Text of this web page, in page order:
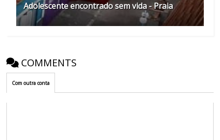
Adolescente encontrado sem vida - Praia
COMMENTS
Com outra conta